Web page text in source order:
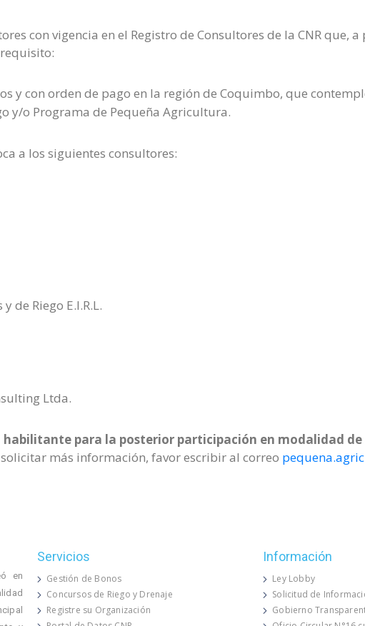
con vigencia en el Registro de Consultores de la CNR que,
y con orden de pago en la región de Coquimbo, que
y/o Programa de Pequeña Agricultura.
a los siguientes consultores:
de Riego E.I.R.L.
Ltda.
habilitante para la posterior participación en modalidad
más información, favor escribir al correo
en
Servicios
Gestión de Bonos
Concursos de Riego y Drenaje
Registre su Organización
Información
Ley Lobby
Solicitud de
Gobierno